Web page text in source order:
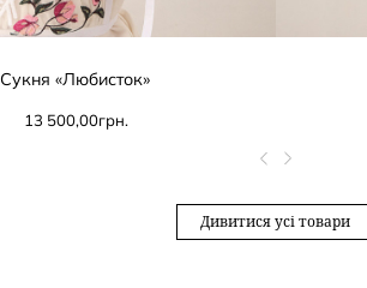
Сукня «Любисток»
грн.
13 500,00
Дивитися усі товари